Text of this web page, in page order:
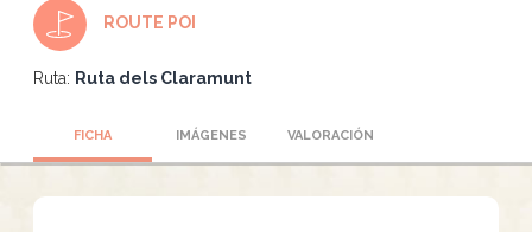
ROUTE POI
Ruta: Ruta dels Claramunt
FICHA IMÁGENES VALORACIÓN